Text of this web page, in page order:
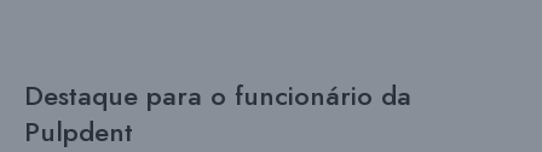
Destaque para o funcionário da
Pulpdent